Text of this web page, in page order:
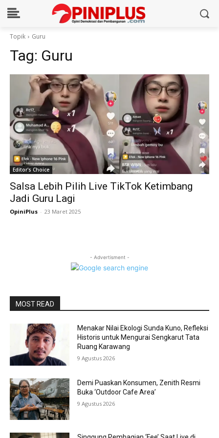
Topik Guru
Tag: Guru
Editor's Choice
Salsa Lebih Pilih Live TikTok Ketimbang
Jadi Guru Lagi
OpiniPlus - 23 Maret 2025
- Advertisment -
MOST READ
Menakar Nilai Ekologi Sunda Kuno, Refleksi
Historis untuk Mengurai Sengkarut Tata
Ruang Karawang
9 Agustus 2026
Demi Puaskan Konsumen, Zenith Resmi
Buka ‘Outdoor Cafe Area’
9 Agustus 2026